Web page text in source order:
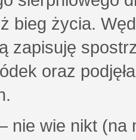
bieg życia.
zapisuję
oraz
nie wie nikt